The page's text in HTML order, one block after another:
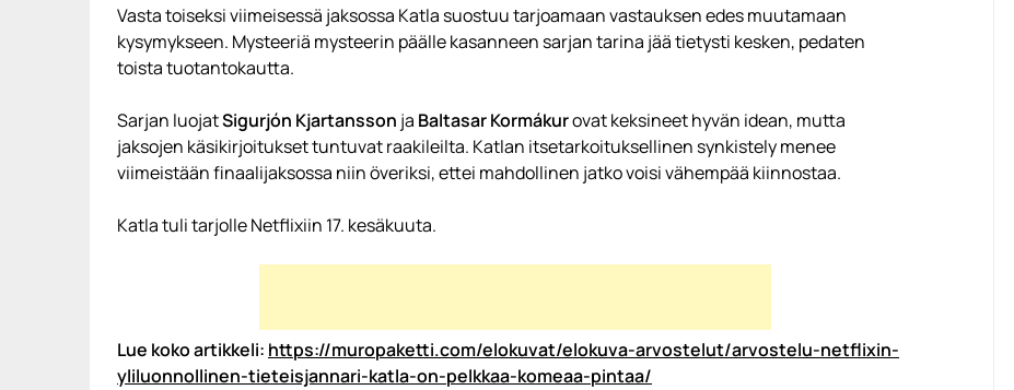
Vasta toiseksi viimeisessä jaksossa Katla suostuu tarjoamaan vastauksen edes muutamaan
kysymykseen. Mysteeriä mysteerin päälle kasanneen sarjan tarina jää tietysti kesken, pedaten
toista tuotantokautta.
Sarjan luojatSigurjón Kjartansson ja Baltasar Kormákurovat keksineet hyvän idean, mutta
jaksojen käsikirjoitukset tuntuvat raakileilta. Katlan itsetarkoituksellinen synkistely menee
viimeistään finaalijaksossa niin överiksi, ettei mahdollinen jatko voisi vähempää kiinnostaa.
Katla tuli tarjolle Netflixiin 17. kesäkuuta.
Lue koko artikkeli: https://muropaketti.com/elokuvat/elokuva-arvostelut/arvostelu-netflixin-
yliluonnollinen-tieteisjannari-katla-on-pelkkaa-komeaa-pintaa/